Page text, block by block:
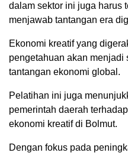
dalam sektor ini juga harus
menjawab tantangan era
Ekonomi kreatif yang
pengetahuan akan
tantangan ekonomi global.
Pelatihan ini juga
pemerintah daerah
ekonomi kreatif di Bolmut.
Dengan fokus pada